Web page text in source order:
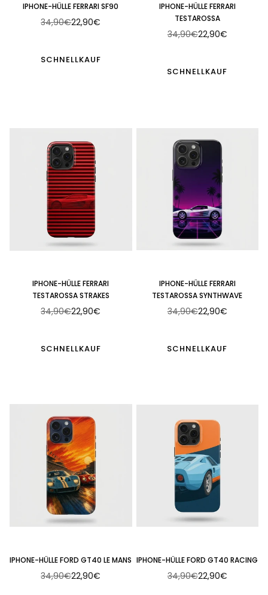
IPHONE-HÜLLE FERRARI SF90
Normaler
34,90€22,90€
SCHNELLKAUF
IPHONE-HÜLLE FERRARI
TESTAROSSA
Normaler
34,90€22,90€
SCHNELLKAUF
IPHONE-HÜLLE FERRARI
TESTAROSSA STRAKES
Normaler
34,90€22,90€
SCHNELLKAUF
IPHONE-HÜLLE FERRARI
TESTAROSSA SYNTHWAVE
Normaler
34,90€22,90€
SCHNELLKAUF
IPHONE-HÜLLE FORD GT40 LE MANS
Normaler
34,90€22,90€
IPHONE-HÜLLE FORD GT40 RACING
Normaler
34,90€22,90€